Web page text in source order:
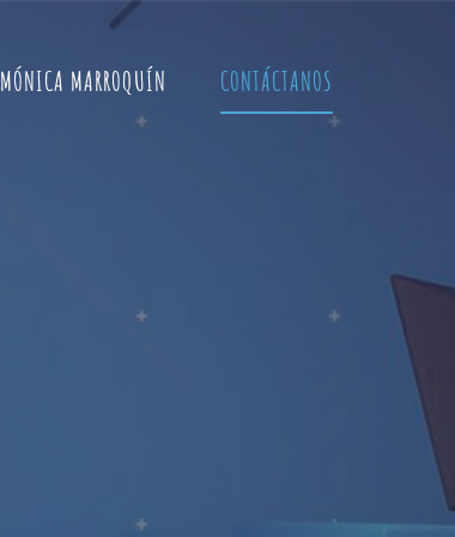
MÓNICA MARROQUÍN CONTÁCTANOS